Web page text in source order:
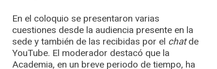
En el coloquio se presentaron varias
cuestiones desde la audiencia presente en la
sede y también de las recibidas por el chatde
YouTube. El moderador destacó que la
Academia, en un breve periodo de tiempo, ha